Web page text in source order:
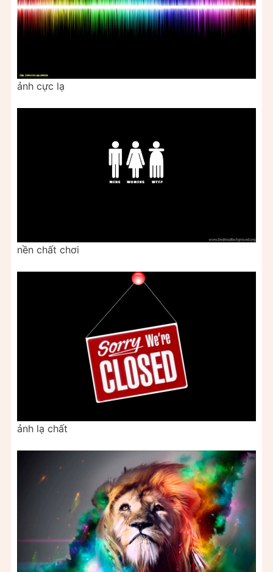
ảnh cực lạ
nền chất chơi
ảnh lạ chất